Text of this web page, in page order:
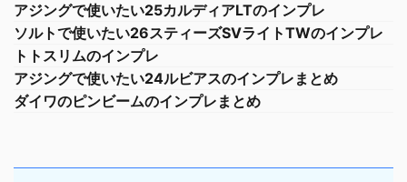
アジングで使いたい25カルディアLTのインプレ
ソルトで使いたい26スティーズSVライトTWのインプレ
トトスリムのインプレ
アジングで使いたい24ルビアスのインプレまとめ
ダイワのピンビームのインプレまとめ